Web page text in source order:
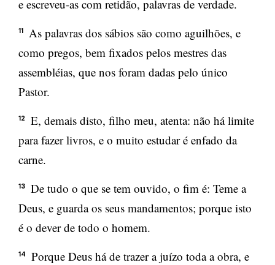
e escreveu-as com retidão, palavras de verdade.
11
As palavras dos sábios são como aguilhões, e
como pregos, bem fixados pelos mestres das
assembléias, que nos foram dadas pelo único
Pastor.
12
E, demais disto, filho meu, atenta: não há limite
para fazer livros, e o muito estudar é enfado da
carne.
13
De tudo o que se tem ouvido, o fim é: Teme a
Deus, e guarda os seus mandamentos; porque isto
é o dever de todo o homem.
14
Porque Deus há de trazer a juízo toda a obra, e